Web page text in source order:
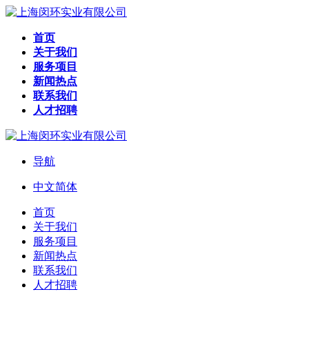
首页
关于我们
服务项目
新闻热点
联系我们
人才招聘
导航
中文简体
首页
关于我们
服务项目
新闻热点
联系我们
人才招聘